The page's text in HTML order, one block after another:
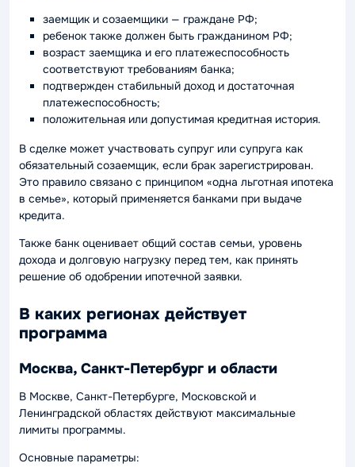
заемщик и созаемщики — граждане РФ;
ребенок также должен быть гражданином РФ;
возраст заемщика и его платежеспособность
соответствуют требованиям банка;
подтвержден стабильный доход и достаточная
платежеспособность;
положительная или допустимая кредитная история.
В сделке может участвовать супруг или супруга как
обязательный созаемщик, если брак зарегистрирован.
Это правило связано с принципом «одна льготная ипотека
в семье», который применяется банками при выдаче
кредита.
Также банк оценивает общий состав семьи, уровень
дохода и долговую нагрузку перед тем, как принять
решение об одобрении ипотечной заявки.
В каких регионах действует
программа
Москва, Санкт-Петербург и области
В Москве, Санкт-Петербурге, Московской и
Ленинградской областях действуют максимальные
лимиты программы.
Основные параметры: